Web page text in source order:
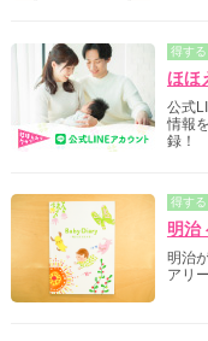
得する
ほほ
公式
情報
録！
得する
明治
明治
アリ